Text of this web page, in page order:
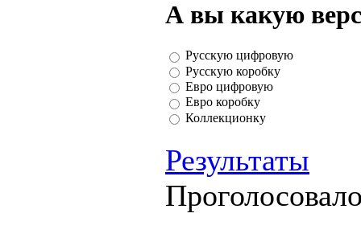
А вы какую
Русскую цифровую
Русскую коробку
Евро цифровую
Евро коробку
Коллекционку
Результаты